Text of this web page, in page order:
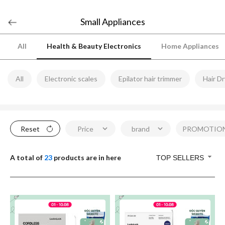
Small Appliances
All Health & Beauty Electronics Home Appliances
All Electronic scales Epilator hair trimmer Hair
Reset Price brand
A total of 23 products are in here TOP SELLERS